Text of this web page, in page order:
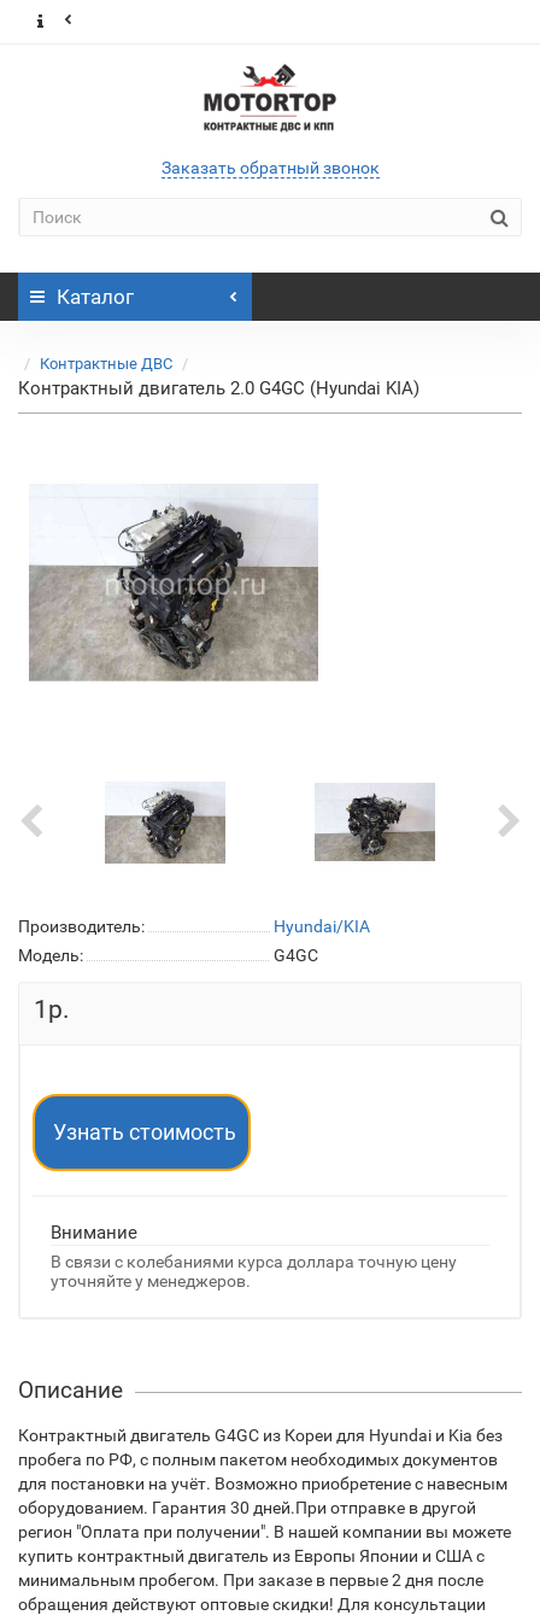
Заказать обратный звонок
Каталог
Контрактные ДВС
Контрактный двигатель 2.0 G4GC (Hyundai KIA)
Производитель:
Hyundai/KIA
Модель:
G4GC
1р.
Узнать стоимость
Внимание
В связи с колебаниями курса доллара точную цену
уточняйте у менеджеров.
Описание
Контрактный двигатель G4GC из Кореи для Hyundai и Kia без
пробега по РФ, с полным пакетом необходимых документов
для постановки на учёт. Возможно приобретение с навесным
оборудованием. Гарантия 30 дней.При отправке в другой
регион "Оплата при получении". В нашей компании вы можете
купить контрактный двигатель из Европы Японии и США с
минимальным пробегом. При заказе в первые 2 дня после
обращения действуют оптовые скидки! Для консультации